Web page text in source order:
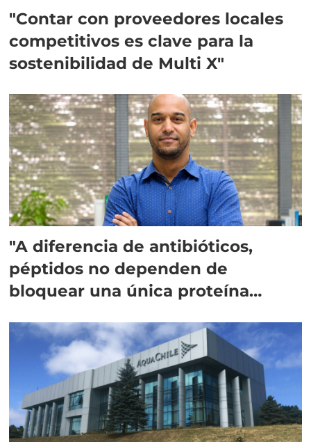
"Contar con proveedores locales
competitivos es clave para la
sostenibilidad de Multi X"
"A diferencia de antibióticos,
péptidos no dependen de
bloquear una única proteína